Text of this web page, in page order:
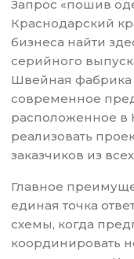
Запрос «пошив
Краснодарский
бизнеса найти
серийного
Швейная фабрика
современное
расположенное в
реализовать
заказчиков из
Главное
единая точка
схемы, когда
координировать